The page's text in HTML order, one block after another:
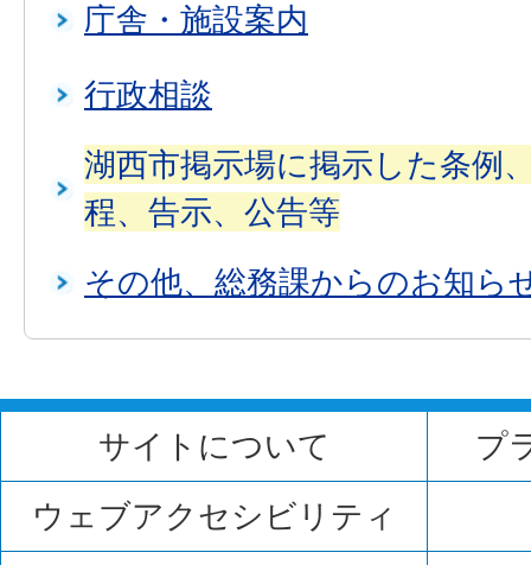
庁舎・施設案内
行政相談
湖西市掲示場に掲示した条例
程、告示、公告等
その他、総務課からのお知ら
サイトについて
プ
ウェブアクセシビリティ